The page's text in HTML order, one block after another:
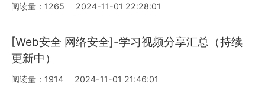
阅读量：1265 2024-11-01 22:28:01
[Web安全 网络安全]-学习视频分享汇总（持续
更新中）
阅读量：1914 2024-11-01 21:46:01